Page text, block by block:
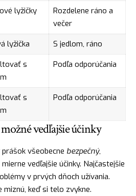
lyžičky
Rozdelene ráno a
večer
lyžička
S jedlom, ráno
s
Podľa odporúčania
s
Podľa odporúčania
vedľajšie účinky
všeobecne bezpečný,
vedľajšie účinky. Najčastejšie
v prvých dňoch užívania.
keď si telo zvykne.